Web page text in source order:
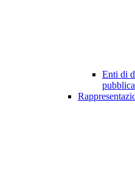
Enti di